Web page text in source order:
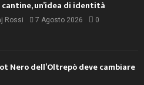
un’idea di identità
Rossi 7 Agosto 2026 0
Nero dell’Oltrepò deve cambiare